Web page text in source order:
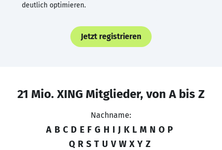
deutlich optimieren.
Jetzt registrieren
21 Mio. XING Mitglieder, von A bis Z
Nachname:
A B C D E F G H I J K L M N O P
Q R S T U V W X Y Z